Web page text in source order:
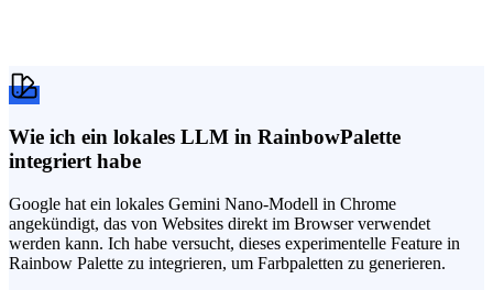
Wie ich ein lokales LLM in RainbowPalette
integriert habe
Google hat ein lokales Gemini Nano-Modell in Chrome
angekündigt, das von Websites direkt im Browser verwendet
werden kann. Ich habe versucht, dieses experimentelle Feature in
Rainbow Palette zu integrieren, um Farbpaletten zu generieren.